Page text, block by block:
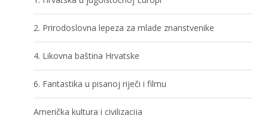
2. Prirodoslovna lepeza za mlade znanstvenike
4. Likovna baština Hrvatske
6. Fantastika u pisanoj riječi i filmu
Američka kultura i civilizacija